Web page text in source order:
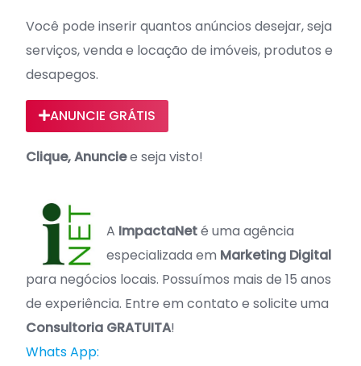
Você pode inserir quantos anúncios desejar, seja
serviços, venda e locação de imóveis, produtos e
desapegos.
ANUNCIE GRÁTIS
Clique, Anunciee seja visto!
A ImpactaNeté uma agência
especializada em Marketing Digital
para negócios locais. Possuímos mais de 15 anos
de experiência. Entre em contato e solicite uma
Consultoria GRATUITA!
Whats App: